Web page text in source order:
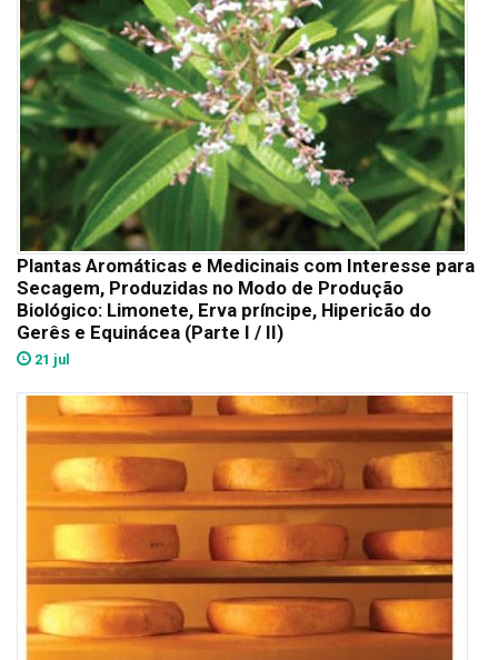
Plantas Aromáticas e Medicinais com Interesse para
Secagem, Produzidas no Modo de Produção
Biológico: Limonete, Erva príncipe, Hipericão do
Gerês e Equinácea (Parte I / II)
21 jul